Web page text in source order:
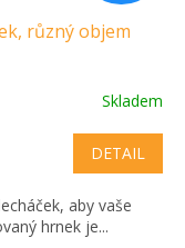
různý objem
Skladem
DETAIL
aby vaše
hrnek je...